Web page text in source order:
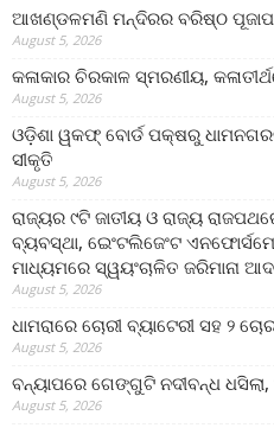
ଆଖଣ୍ଡଳମଣି ମନ୍ଦିରର ବରିଷ୍ଠ
August 5, 2026
କଳାକାର ଚିରକାଳ ସ୍ମରଣୀୟ,
August 5, 2026
ଓଡ଼ିଶା ୱକଫ୍ ବୋର୍ଡ ପକ୍ଷରୁ
ସୀକୃତି
August 5, 2026
ରାଜ୍ୟର ୯ଟି ଜାତୀୟ ଓ ରାଜ୍ୟ
ବ୍ୟବସ୍ଥା, ଇେଂଟଲିଜେଂଟ
ମାଧ୍ୟମରେ ସ୍ୱୟଂଚାଳିତ ଜରିମାନା
August 5, 2026
ଧାମରାରେ ଚୋରୀ ବ୍ୟାଟେରୀ ସହ ୨
August 5, 2026
ବନ୍ୟାପରେ ଗେଙ୍ଗୁଟି ନଦୀବନ୍ଧ
August 5, 2026